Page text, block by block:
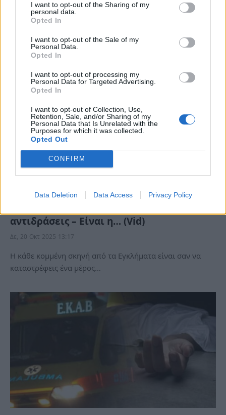
I want to opt-out of the Sharing of my
personal data.
Opted In
I want to opt-out of the Sale of my
Personal Data.
Opted In
I want to opt-out of processing my
Personal Data for Targeted Advertising.
Opted In
I want to opt-out of Collection, Use,
Retention, Sale, and/or Sharing of my
Personal Data that Is Unrelated with the
Purposes for which it was collected.
Opted Out
CONFIRM
Data Deletion Data Access Privacy Policy
Σοβαρό τροχαίο σημειώθηκε, το πρωί της Δευτέρας
που εξαφάνισαν απ’ τα «Εγκλήματα»
αντιδράσεις – Είναι η… (Vid)
Δε, 20 Οκτ 2025 13:17
H κάθε κομμένη σκηνή από τα Εγκλήματα είναι σαν να
καταστρέφεις ένα μέρος…